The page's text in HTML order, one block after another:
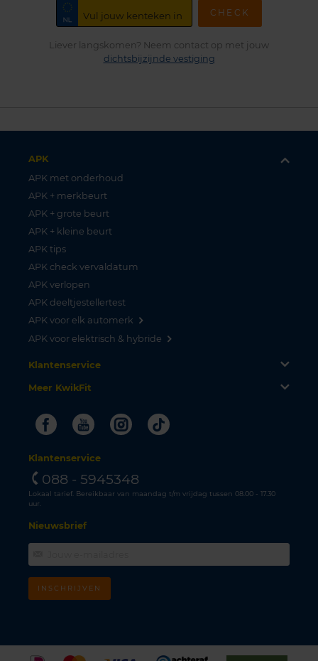
CHECK
Liever langskomen? Neem contact op met jouw
dichtsbijzijnde vestiging
APK
APK met onderhoud
APK + merkbeurt
APK + grote beurt
APK + kleine beurt
APK tips
APK check vervaldatum
APK verlopen
APK deeltjestellertest
APK voor elk automerk
APK voor elektrisch & hybride
Klantenservice
Meer KwikFit
FacebookYoutubeInstagram
Tiktok
Klantenservice
088 - 5945348
Lokaal tarief. Bereikbaar van maandag t/m vrijdag tussen 08.00 - 17.30
uur.
Nieuwsbrief
INSCHRIJVEN